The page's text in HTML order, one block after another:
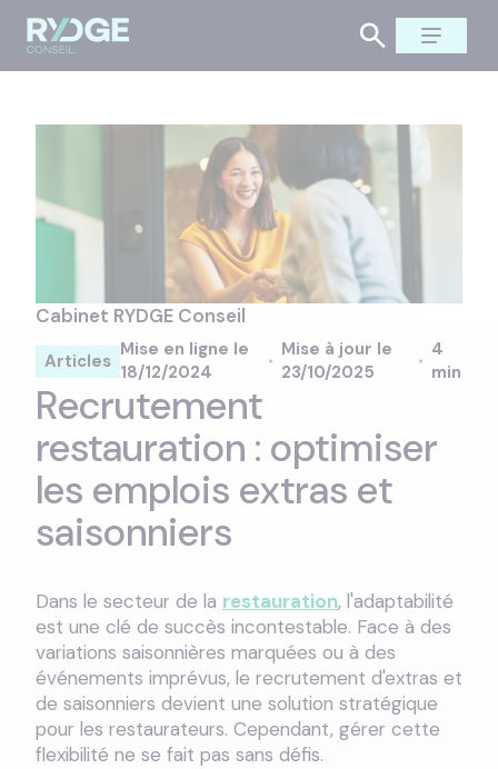
Cabinet RYDGE Conseil
Articles
Mise en ligne le
18/12/2024
Mise à jour le
23/10/2025
4
min
Recrutement
restauration : optimiser
les emplois extras et
saisonniers
Dans le secteur de la restauration, l'adaptabilité
est une clé de succès incontestable. Face à des
variations saisonnières marquées ou à des
événements imprévus, le recrutement d'extras et
de saisonniers devient une solution stratégique
pour les restaurateurs. Cependant, gérer cette
flexibilité ne se fait pas sans défis.